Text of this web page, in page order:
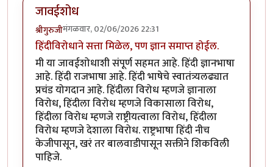
जावईशोध
श्रीगुरुजीमंगळवार, 02/06/2026 22:31
हिंदीविरोधाने सत्ता मिळेल, पण ज्ञान समाप्त होईल.
मी या जावईशोधाशी संपूर्ण सहमत आहे.‌ हिंदी ज्ञानभाषा
आहे. हिंदी राजभाषा आहे. हिंदी भाषेचे स्वातंत्र्यलढ्यात
प्रचंड योगदान आहे. हिंदीला विरोध म्हणजे ज्ञानाला
विरोध, हिंदीला विरोध म्हणजे विकासाला विरोध,
हिंदीला विरोध म्हणजे राष्ट्रीयत्वाला विरोध, हिंदीला
विरोध म्हणजे देशाला विरोध. राष्ट्रभाषा हिंदी नीच
केजीपासून, खरं तर बालवाडीपासून सक्तीने शिकविली
पाहिजे.